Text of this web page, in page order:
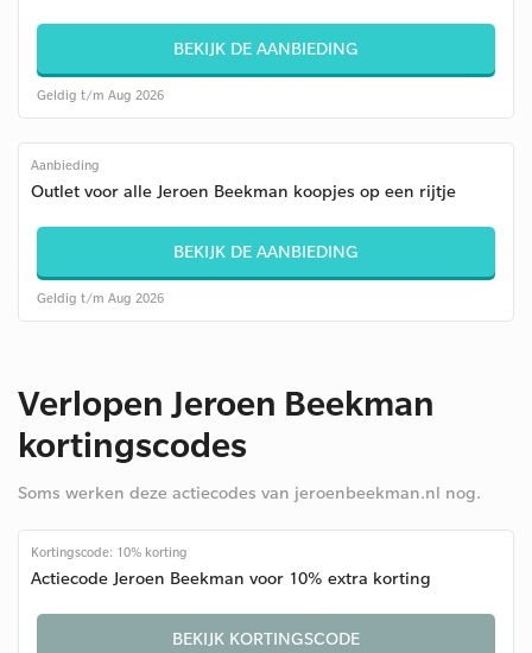
BEKIJK DE AANBIEDING
Geldig t/m Aug 2026
Aanbieding
Outlet voor alle Jeroen Beekman koopjes op een rijtje
BEKIJK DE AANBIEDING
Geldig t/m Aug 2026
Verlopen Jeroen Beekman
kortingscodes
Soms werken deze actiecodes van jeroenbeekman.nl nog.
Kortingscode: 10% korting
Actiecode Jeroen Beekman voor 10% extra korting
BEKIJK KORTINGSCODE